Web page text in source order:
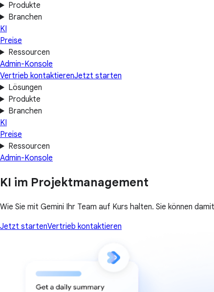
Produkte
Branchen
KI
Preise
Ressourcen
Admin-Konsole
Vertrieb kontaktierenJetzt starten
Lösungen
Produkte
Branchen
KI
Preise
Ressourcen
Admin-Konsole
KI im Projektmanagement
Wie Sie mit Gemini Ihr Team auf Kurs halten. Sie können
Jetzt startenVertrieb kontaktieren